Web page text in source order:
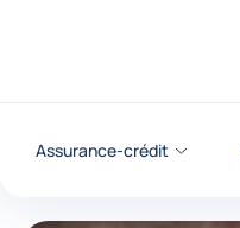
Assurance-crédit